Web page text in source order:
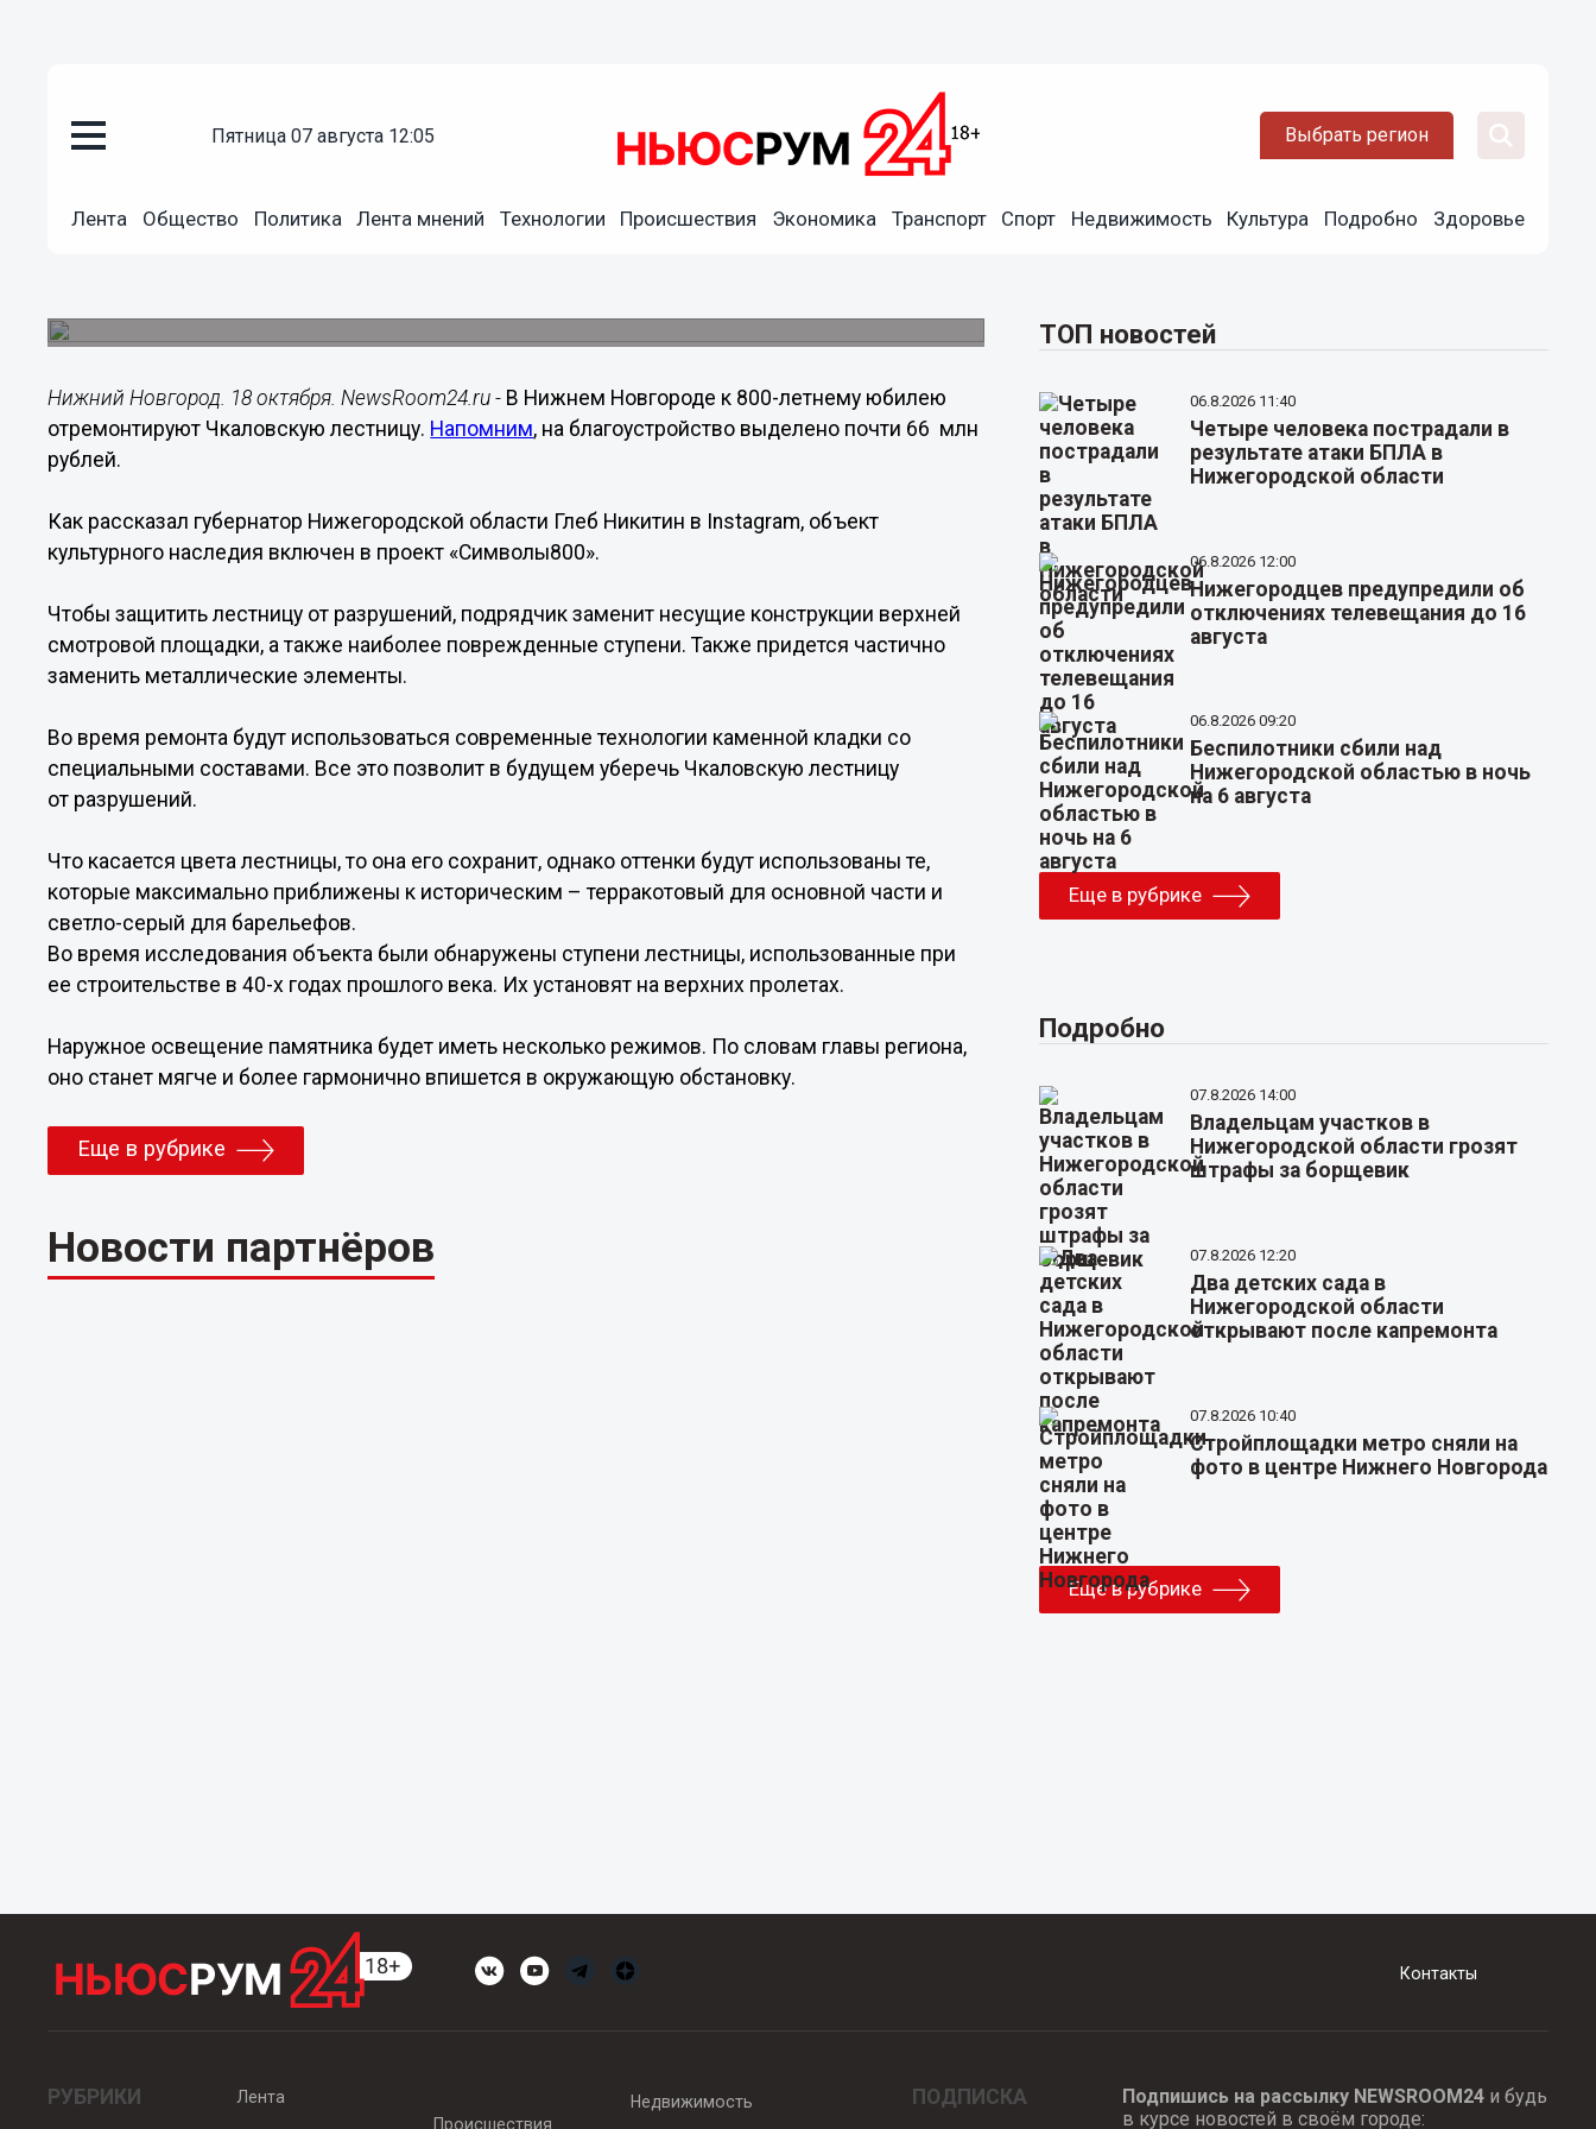
пятница 07 августа 12:05 Выбрать регион
Лента Общество Политика Лента мнений Технологии Происшествия Экономика Транспорт Спорт Недвижимость Культура Подробно Здоровье
Стало известно, какой станет Чкаловская лестница после
Нижний Новгород. 18 октября. NewsRoom24.ru - В Нижнем Новгороде к 800-летнему юбилею
отремонтируют Чкаловскую лестницу. Напомним, на благоустройство выделено почти 66 млн
рублей.
Как рассказал губернатор Нижегородской области Глеб Никитин в Instagram, объект
культурного наследия включен в проект «Символы800».
Чтобы защитить лестницу от разрушений, подрядчик заменит несущие конструкции верхней
смотровой площадки, а также наиболее поврежденные ступени. Также придется частично
заменить металлические элементы.
Во время ремонта будут использоваться современные технологии каменной кладки со
специальными составами. Все это позволит в будущем уберечь Чкаловскую лестницу
от разрушений.
Что касается цвета лестницы, то она его сохранит, однако оттенки будут использованы те,
которые максимально приближены к историческим – терракотовый для основной части и
светло-серый для барельефов.
Во время исследования объекта были обнаружены ступени лестницы, использованные при
ее строительстве в 40-х годах прошлого века. Их установят на верхних пролетах.
Наружное освещение памятника будет иметь несколько режимов. По словам главы региона,
оно станет мягче и более гармонично впишется в окружающую обстановку.
Еще в рубрике
Новости партнёров
ТОП новостей
06.8.2026 11:40
Четыре человека пострадали в
результате атаки БПЛА в
Нижегородской области
06.8.2026 12:00
Нижегородцев предупредили об
отключениях телевещания до 16
августа
06.8.2026 09:20
Беспилотники сбили над
Нижегородской областью в ночь
на 6 августа
Еще в рубрике
Подробно
07.8.2026 14:00
Владельцам участков в
Нижегородской области грозят
штрафы за борщевик
07.8.2026 12:20
Два детских сада в
Нижегородской области
открывают после капремонта
07.8.2026 10:40
Стройплощадки метро сняли на
фото в центре Нижнего Новгорода
Еще в рубрике
Контакты
РУБРИКИ
Лента
Происшествия
Недвижимость ПОДПИСКА Подпишись на рассылку NEWSROOM24и будь
в курсе новостей в своём городе: